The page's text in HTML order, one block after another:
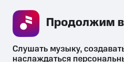
СКАЧАТЬ
Слушать музыку,
наслаждаться